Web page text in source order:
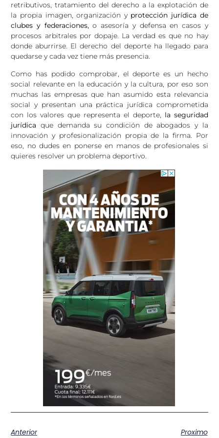
retributivos, tratamiento del derecho a la explotación de
la propia imagen, organización y protección jurídica de
clubes y federaciones,o asesoría y defensa en casos y
procesos arbitrales por dopaje. La verdad es que no hay
donde aburrirse. El derecho del deporte ha llegado para
quedarse y cada vez tiene más presencia.
Como has podido comprobar, el deporte es un hecho
social relevante en la educación y la cultura, por eso son
muchas las empresas que han asumido esta relevancia
social y presentan una práctica jurídica comprometida
con los valores que representa el deporte, la seguridad
jurídica que demanda su condición de abogados y la
innovación y profesionalización propia de la firma. Por
eso, no dudes en ponerse en manos de profesionales si
quieres resolver un problema deportivo.
Anterior Proximo